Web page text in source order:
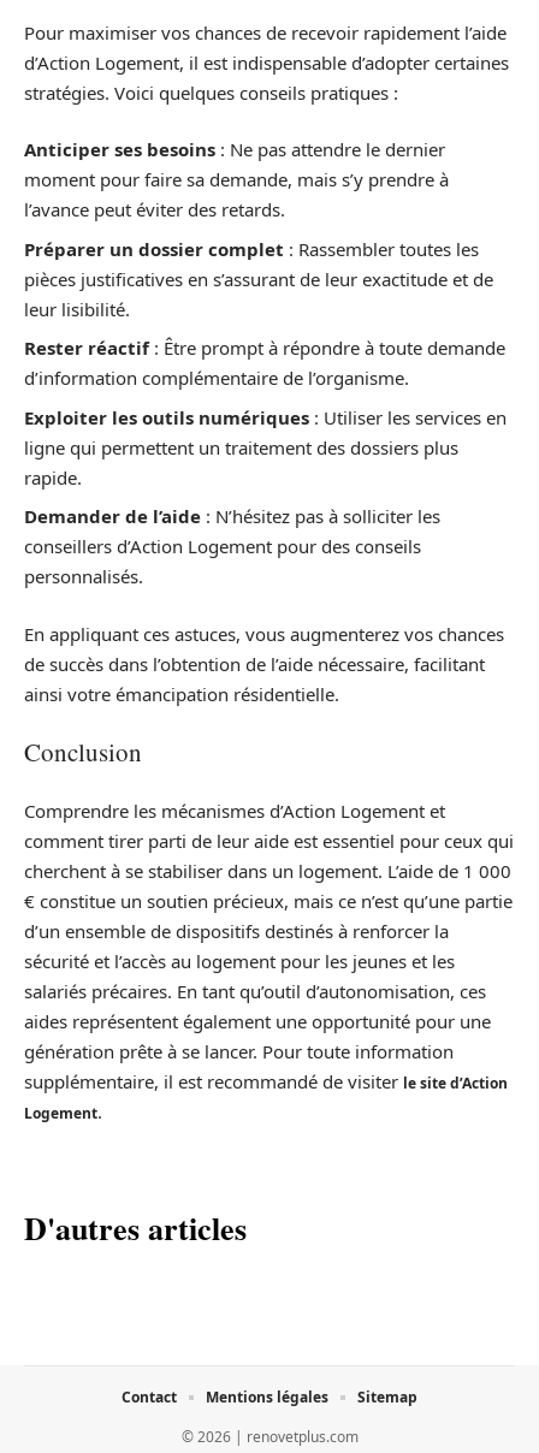
Pour maximiser vos chances de recevoir rapidement l’aide
d’Action Logement, il est indispensable d’adopter certaines
stratégies. Voici quelques conseils pratiques :
Anticiper ses besoins : Ne pas attendre le dernier
moment pour faire sa demande, mais s’y prendre à
l’avance peut éviter des retards.
Préparer un dossier complet : Rassembler toutes les
pièces justificatives en s’assurant de leur exactitude et de
leur lisibilité.
Rester réactif: Être prompt à répondre à toute demande
d’information complémentaire de l’organisme.
Exploiter les outils numériques : Utiliser les services en
ligne qui permettent un traitement des dossiers plus
rapide.
Demander de l’aide : N’hésitez pas à solliciter les
conseillers d’Action Logement pour des conseils
personnalisés.
En appliquant ces astuces, vous augmenterez vos chances
de succès dans l’obtention de l’aide nécessaire, facilitant
ainsi votre émancipation résidentielle.
Conclusion
Comprendre les mécanismes d’Action Logement et
comment tirer parti de leur aide est essentiel pour ceux qui
cherchent à se stabiliser dans un logement. L’aide de 1 000
€ constitue un soutien précieux, mais ce n’est qu’une partie
d’un ensemble de dispositifs destinés à renforcer la
sécurité et l’accès au logement pour les jeunes et les
salariés précaires. En tant qu’outil d’autonomisation, ces
aides représentent également une opportunité pour une
génération prête à se lancer. Pour toute information
supplémentaire, il est recommandé de visiter le site d’Action
Logement.
D'autres articles
© 2026 | renovetplus.com
Contact Mentions légales Sitemap